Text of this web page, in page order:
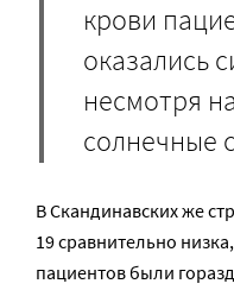
крови
оказались
несмотря
солнечные
В Скандинавских же
19 сравнительно
пациентов были